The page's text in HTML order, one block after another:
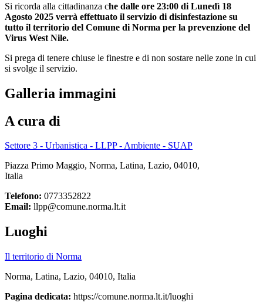
Si ricorda alla cittadinanza che dalle ore 23:00 di Lunedì 18
Agosto 2025 verrà effettuato il servizio di disinfestazione su
tutto il territorio del Comune di Norma per la prevenzione del
Virus West Nile.
Si prega di tenere chiuse le finestre e di non sostare nelle zone in cui
si svolge il servizio.
Galleria immagini
A cura di
Settore 3 - Urbanistica - LLPP - Ambiente - SUAP
Piazza Primo Maggio, Norma, Latina, Lazio, 04010,
Italia
Telefono: 0773352822
Email: llpp@comune.norma.lt.it
Luoghi
Il territorio di Norma
Norma, Latina, Lazio, 04010, Italia
Pagina dedicata: https://comune.norma.lt.it/luoghi